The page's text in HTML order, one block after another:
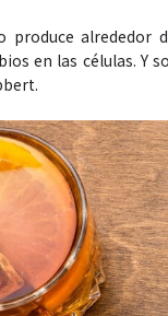
produce alrededor
en las células. Y